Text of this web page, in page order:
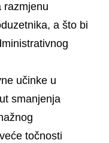
razmjenu
a što bi
učinke u
smanjenja
točnosti